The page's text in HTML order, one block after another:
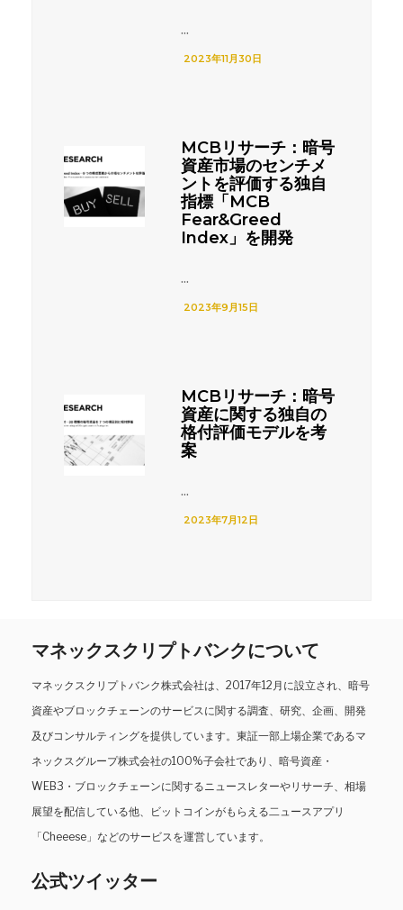
...
2023年11月30日
MCBリサーチ：暗号
資産市場のセンチメ
ントを評価する独自
指標「MCB
Fear&Greed
Index」を開発
...
2023年9月15日
MCBリサーチ：暗号
資産に関する独自の
格付評価モデルを考
案
...
2023年7月12日
マネックスクリプトバンクについて
マネックスクリプトバンク株式会社は、2017年12月に設立され、暗号
資産やブロックチェーンのサービスに関する調査、研究、企画、開発
及びコンサルティングを提供しています。東証一部上場企業であるマ
ネックスグループ株式会社の100%子会社であり、暗号資産・
WEB3・ブロックチェーンに関するニュースレターやリサーチ、相場
展望を配信している他、ビットコインがもらえる二ュースアプリ
「Cheeese」などのサービスを運営しています。
公式ツイッター